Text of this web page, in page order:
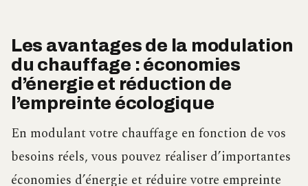
Les avantages de la modulation
du chauffage : économies
d’énergie et réduction de
l’empreinte écologique
En modulant votre chauffage en fonction de vos
besoins réels, vous pouvez réaliser d’importantes
économies d’énergie et réduire votre empreinte